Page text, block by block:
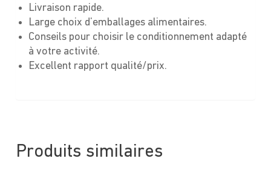
Livraison rapide.
Large choix d’emballages alimentaires.
Conseils pour choisir le conditionnement adapté
à votre activité.
Excellent rapport qualité/prix.
Produits similaires